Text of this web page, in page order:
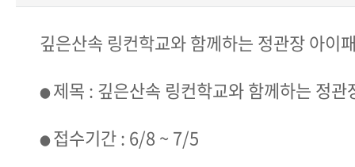
깊은산속 링컨학교와 함께하는 정관장 아이
● 제목 : 깊은산속 링컨학교와 함께하는 정
● 접수기간 : 6/8 ~ 7/5